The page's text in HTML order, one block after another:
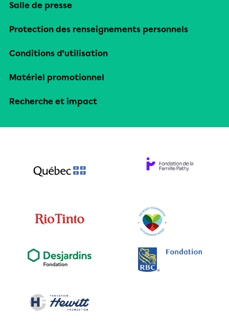
Salle de presse
Protection des renseignements personnels
Conditions d’utilisation
Matériel promotionnel
Recherche et impact